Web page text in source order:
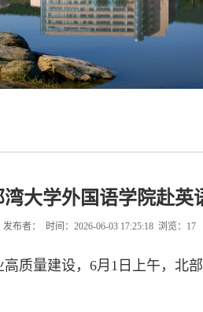
大学外国语学院赴英
发布者： 时间：2026-06-03 17:25:18 浏览： 17
质量建设，6月1日上午，北